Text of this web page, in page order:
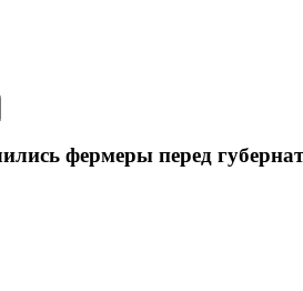
фермеры перед